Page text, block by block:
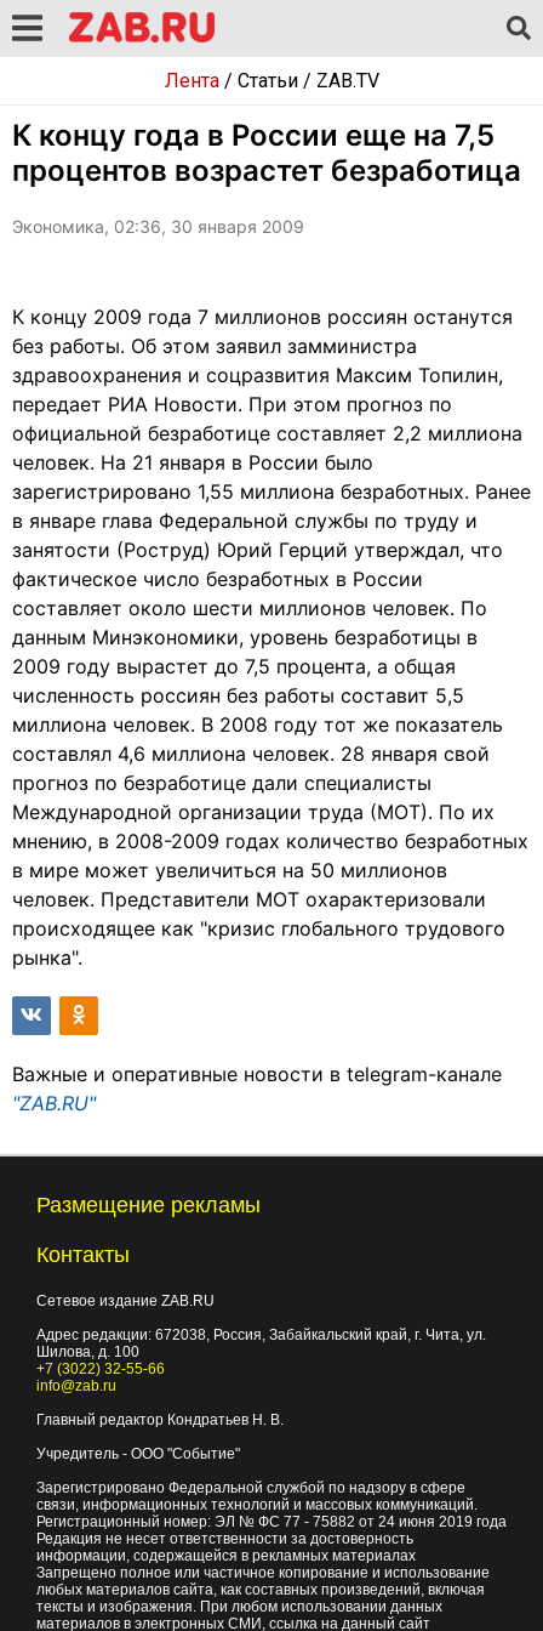
Лента/ Статьи/ ZAB.TV
К концу года в России еще на 7,5
процентов возрастет безработица
Экономика, 02:36, 30 января 2009
К концу 2009 года 7 миллионов россиян останутся
без работы. Об этом заявил замминистра
здравоохранения и соцразвития Максим Топилин,
передает РИА Новости. При этом прогноз по
официальной безработице составляет 2,2 миллиона
человек. На 21 января в России было
зарегистрировано 1,55 миллиона безработных. Ранее
в январе глава Федеральной службы по труду и
занятости (Роструд) Юрий Герций утверждал, что
фактическое число безработных в России
составляет около шести миллионов человек. По
данным Минэкономики, уровень безработицы в
2009 году вырастет до 7,5 процента, а общая
численность россиян без работы составит 5,5
миллиона человек. В 2008 году тот же показатель
составлял 4,6 миллиона человек. 28 января свой
прогноз по безработице дали специалисты
Международной организации труда (МОТ). По их
мнению, в 2008-2009 годах количество безработных
в мире может увеличиться на 50 миллионов
человек. Представители МОТ охарактеризовали
происходящее как "кризис глобального трудового
рынка".
Важные и оперативные новости в telegram-канале
"ZAB.RU"
Размещение рекламы
Контакты
Сетевое издание ZAB.RU
Адрес редакции: 672038, Россия, Забайкальский край, г. Чита, ул.
Шилова, д. 100
+7 (3022) 32-55-66
info@zab.ru
Главный редактор Кондратьев Н. В.
Учредитель - ООО "Событие"
Зарегистрировано Федеральной службой по надзору в сфере
связи, информационных технологий и массовых коммуникаций.
Регистрационный номер: ЭЛ № ФС 77 - 75882 от 24 июня 2019 года
Редакция не несет ответственности за достоверность
информации, содержащейся в рекламных материалах
Запрещено полное или частичное копирование и использование
любых материалов сайта, как составных произведений, включая
тексты и изображения. При любом использовании данных
материалов в электронных СМИ, ссылка на данный сайт